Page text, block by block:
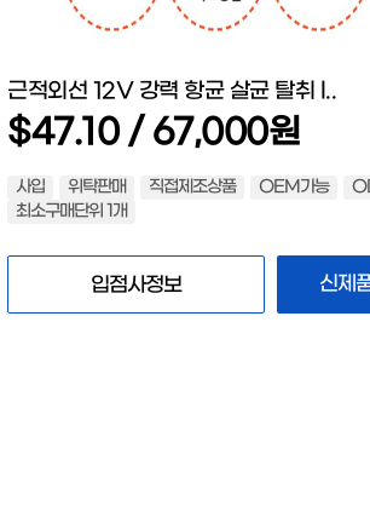
근적외선 12V 강력 항균 살균 탈취 l..
$47.10 / 67,000원
사입 위탁판매 직접제조상품 OEM가능
최소구매단위 1개
입점사정보 신제